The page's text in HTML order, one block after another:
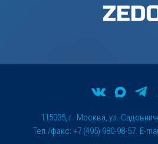
115035, г. Москва, ул.
Тел./факс: +7 (495) 980-98-57. E-